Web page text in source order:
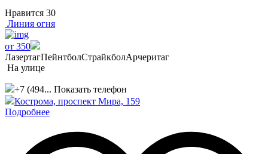
Нравится 30
Линия огня
от 350
ЛазертагПейнтболСтрайкболАрчеритаг
На улице
+7 (494... Показать телефон
Кострома, проспект Мира, 159
Подробнее